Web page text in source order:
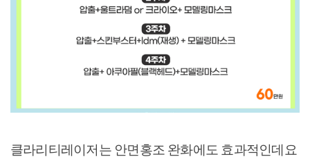
클라리티레이저는 안면홍조 완화에도 효과적인데요